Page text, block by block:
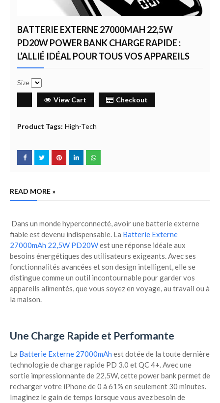
BATTERIE EXTERNE 27000MAH 22,5W
PD20W POWER BANK CHARGE RAPIDE :
L’ALLIÉ IDÉAL POUR TOUS VOS APPAREILS
Size
View Cart Checkout
Product Tags: High-Tech
READ MORE »
Dans un monde hyperconnecté, avoir une batterie externe
fiable est devenu indispensable. La Batterie Externe
27000mAh 22,5W PD20West une réponse idéale aux
besoins énergétiques des utilisateurs exigeants. Avec ses
fonctionnalités avancées et son design intelligent, elle se
distingue comme un outil incontournable pour garder vos
appareils alimentés, que vous soyez en voyage, au travail ou à
la maison.
Une Charge Rapide et Performante
La Batterie Externe 27000mAh est dotée de la toute dernière
technologie de charge rapide PD 3.0 et QC 4+. Avec une
sortie impressionnante de 22,5W, cette power bank permet de
recharger votre iPhone de 0 à 61% en seulement 30 minutes.
Imaginez le gain de temps lorsque vous avez besoin de